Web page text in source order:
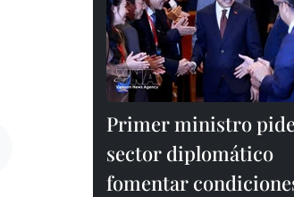
Primer ministro
sector diplomático
fomentar